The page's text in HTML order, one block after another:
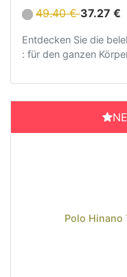
49.40 €37.27 €
Entdecken Sie die
: für den ganzen
Polo
Previous